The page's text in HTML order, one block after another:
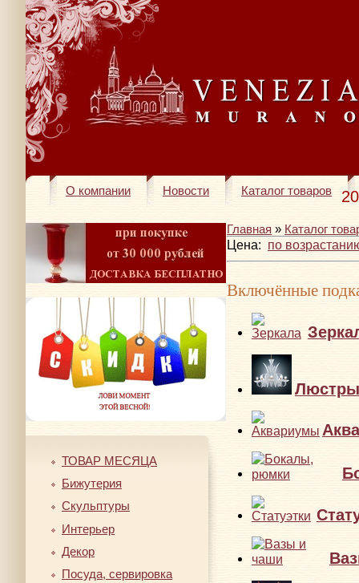
О компании Новости Каталог товаров
ТОВАР МЕСЯЦА
Бижутерия
Скульптуры
Интерьер
Декор
Посуда, сервировка
Главная » Каталог
Цена: по
Включённые
Люстры